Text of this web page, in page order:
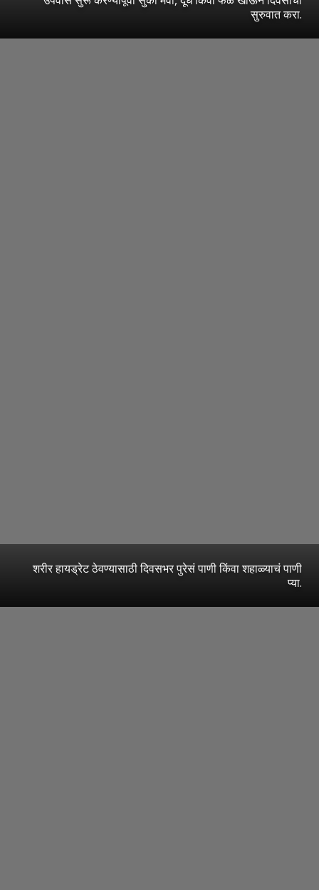
सुरुवात करा.
शरीर हायड्रेट ठेवण्यासाठी दिवसभर पुरेसं पाणी किंवा शहाळ्याचं पाणी
प्या.